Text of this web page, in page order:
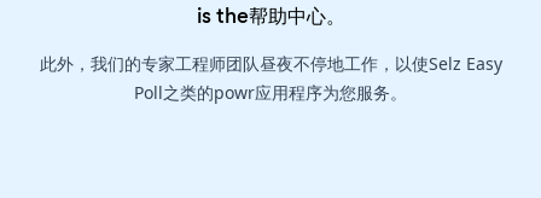
is the帮助中心。
此外，我们的专家工程师团队昼夜不停地工作，以使Selz Easy
Poll之类的powr应用程序为您服务。